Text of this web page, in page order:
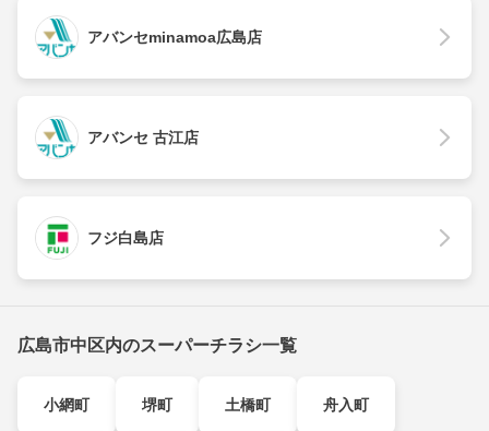
アバンセminamoa広島店
アバンセ 古江店
フジ白島店
広島市中区内のスーパーチラシ一覧
小網町 堺町 土橋町 舟入町